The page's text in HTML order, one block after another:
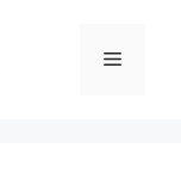
Menu